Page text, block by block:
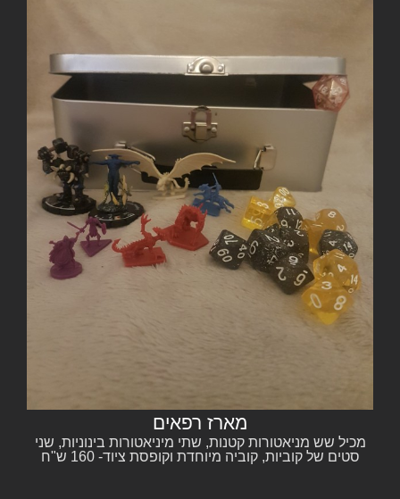
מארז רפאים
מכיל שש מניאטורות קטנות, שתי מיניאטורות בינוניות, שני
סטים של קוביות, קוביה מיוחדת וקופסת ציוד- 160 ש"ח